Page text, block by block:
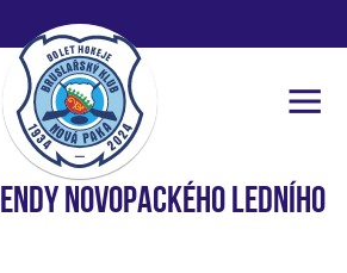
Novopackého ledního